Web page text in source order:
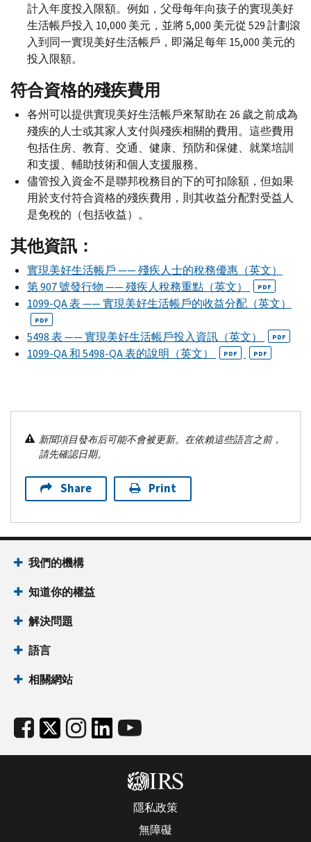
計入年度投入限額。例如，父母每年向孩子的實現美好
生活帳戶投入 10,000 美元，並將 5,000 美元從 529 計劃滾
入到同一實現美好生活帳戶，即滿足每年 15,000 美元的
投入限額。
符合資格的殘疾費用
各州可以提供實現美好生活帳戶來幫助在 26 歲之前成為
殘疾的人士或其家人支付與殘疾相關的費用。這些費用
包括住房、教育、交通、健康、預防和保健、就業培訓
和支援、輔助技術和個人支援服務。
儘管投入資金不是聯邦稅務目的下的可扣除額，但如果
用於支付符合資格的殘疾費用，則其收益分配對受益人
是免稅的（包括收益）。
其他資訊：
實現美好生活帳戶 —— 殘疾人士的稅務優惠（英文）
第 907 號發行物 —— 殘疾人稅務重點（英文）
PDF
1099-QA表 —— 實現美好生活帳戶的收益分配（英文）
PDF
5498 表 —— 實現美好生活帳戶投入資訊（英文） PDF
1099-QA和 5498-QA表的說明（英文） PDF PDF
新聞項目發布后可能不會被更新。在依賴這些語言之前，
請先確認日期。
Share Print
我們的機構
知道你的權益
解決問題
語言
相關網站
隱私政策
無障礙